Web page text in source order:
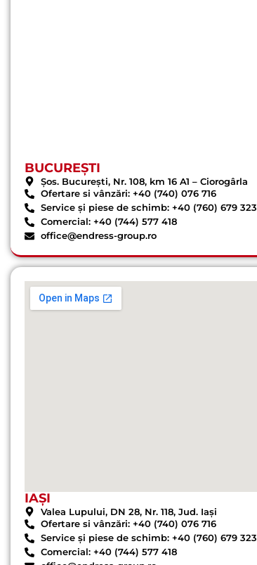
BUCUREȘTI
Șos. București, Nr. 108, km 16 A1 – Ciorogârla
Ofertare si vânzări: +40 (740) 076 716
Service și piese de schimb: +40 (760) 679 323
Comercial: +40 (744) 577 418
office@endress-group.ro
IAȘI
Valea Lupului, DN 28, Nr. 118, Jud. Iași
Ofertare si vânzări: +40 (740) 076 716
Service și piese de schimb: +40 (760) 679 323
Comercial: +40 (744) 577 418